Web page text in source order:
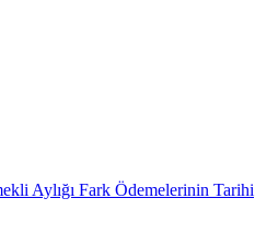
Aylığı Fark Ödemelerinin Tarihi